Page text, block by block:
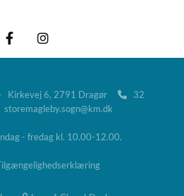
Kirkevej 6, 2791 Dragør 
32
- fredag kl. 10.00-12.00.